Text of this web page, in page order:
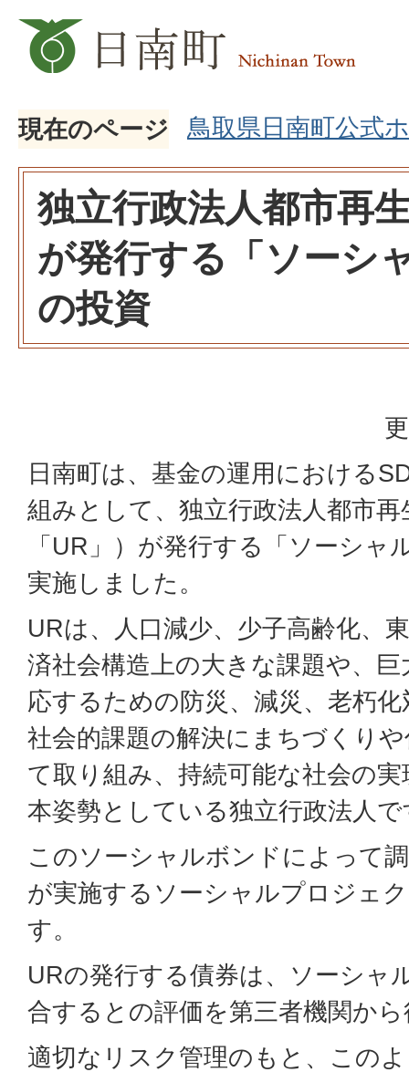
現在のページ 鳥取県日南町公式
独立行政法人都市再
が発行する「ソーシ
の投資
日南町は、基金の運用における
組みとして、独立行政法人都市再
「UR」）が発行する「ソーシャ
実施しました。
URは、人口減少、少子高齢化、
済社会構造上の大きな課題や、
応するための防災、減災、老朽
社会的課題の解決にまちづくり
て取り組み、持続可能な社会の
本姿勢としている独立行政法人で
このソーシャルボンドによって
が実施するソーシャルプロジェ
す。
URの発行する債券は、ソーシャ
合するとの評価を第三者機関か
適切なリスク管理のもと、この